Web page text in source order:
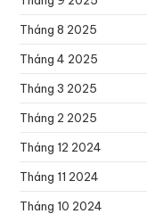
Tháng 8 2025
Tháng 4 2025
Tháng 3 2025
Tháng 2 2025
Tháng 12 2024
Tháng 11 2024
Tháng 10 2024